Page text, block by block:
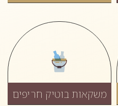
משקאות בוטיק חריפים